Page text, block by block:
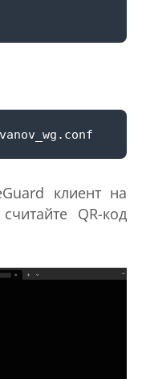
клиент на
QR-код